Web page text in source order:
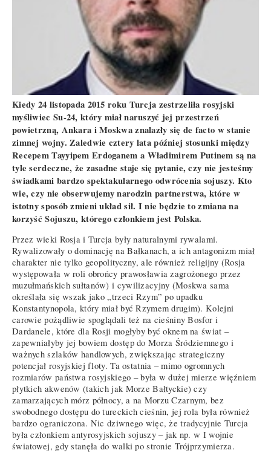
Kiedy 24 listopada 2015 roku Turcja zestrzeliła rosyjski
myśliwiec Su-24, który miał naruszyć jej przestrzeń
powietrzną, Ankara i Moskwa znalazły się de facto w stanie
zimnej wojny. Zaledwie cztery lata później stosunki między
Recepem Tayyipem Erdoganem a Władimirem Putinem są na
tyle serdeczne, że zasadne staje się pytanie, czy nie jesteśmy
świadkami bardzo spektakularnego odwrócenia sojuszy. Kto
wie, czy nie obserwujemy narodzin partnerstwa, które w
istotny sposób zmieni układ sił. I nie będzie to zmiana na
korzyść Sojuszu, którego członkiem jest Polska.
Przez wieki Rosja i Turcja były naturalnymi rywalami.
Rywalizowały o dominację na Bałkanach, a ich antagonizm miał
charakter nie tylko geopolityczny, ale również religijny (Rosja
występowała w roli obrońcy prawosławia zagrożonego przez
muzułmańskich sułtanów) i cywilizacyjny (Moskwa sama
określała się wszak jako „trzeci Rzym” po upadku
Konstantynopola, który miał być Rzymem drugim). Kolejni
carowie pożądliwie spoglądali też na cieśniny Bosfor i
Dardanele, które dla Rosji mogłyby być oknem na świat –
zapewniałyby jej bowiem dostęp do Morza Śródziemnego i
ważnych szlaków handlowych, zwiększając strategiczny
potencjał rosyjskiej floty. Ta ostatnia – mimo ogromnych
rozmiarów państwa rosyjskiego – była w dużej mierze więźniem
płytkich akwenów (takich jak Morze Bałtyckie) czy
zamarzających mórz północy, a na Morzu Czarnym, bez
swobodnego dostępu do tureckich cieśnin, jej rola była również
bardzo ograniczona. Nic dziwnego więc, że tradycyjnie Turcja
była członkiem antyrosyjskich sojuszy – jak np. w I wojnie
światowej, gdy stanęła do walki po stronie Trójprzymierza.